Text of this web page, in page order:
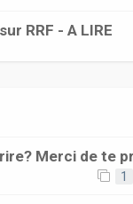
RRF - A LIRE
Merci de te
1